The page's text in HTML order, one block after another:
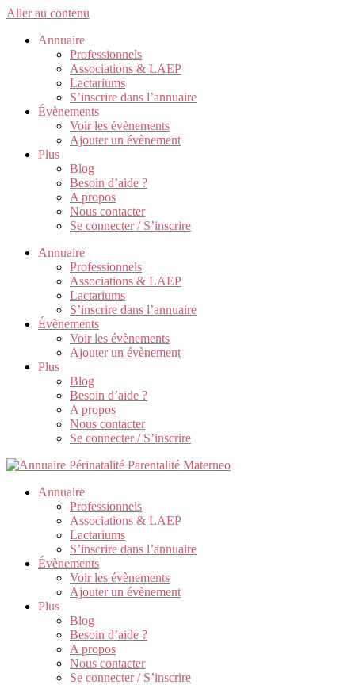
Aller au contenu
Annuaire
Professionnels
Associations & LAEP
Lactariums
S’inscrire dans l’annuaire
Évènements
Voir les évènements
Ajouter un évènement
Plus
Blog
Besoin d’aide ?
A propos
Nous contacter
Se connecter / S’inscrire
Annuaire
Professionnels
Associations & LAEP
Lactariums
S’inscrire dans l’annuaire
Évènements
Voir les évènements
Ajouter un évènement
Plus
Blog
Besoin d’aide ?
A propos
Nous contacter
Se connecter / S’inscrire
Annuaire
Professionnels
Associations & LAEP
Lactariums
S’inscrire dans l’annuaire
Évènements
Voir les évènements
Ajouter un évènement
Plus
Blog
Besoin d’aide ?
A propos
Nous contacter
Se connecter / S’inscrire